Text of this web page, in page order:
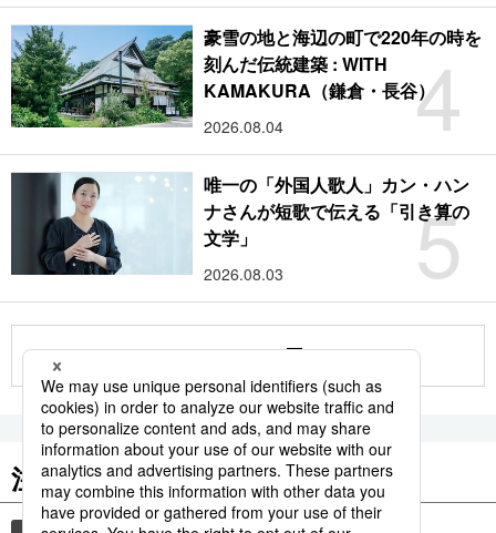
4
豪雪の地と海辺の町で220年の時を
刻んだ伝統建築 : WITH
KAMAKURA（鎌倉・長谷）
2026.08.04
5
唯一の「外国人歌人」カン・ハン
ナさんが短歌で伝える「引き算の
文学」
2026.08.03
もっと見る
注目のキーワード